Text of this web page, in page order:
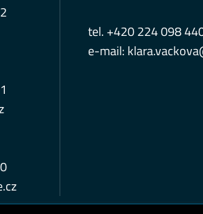
tel. +420 224 098
e-mail: